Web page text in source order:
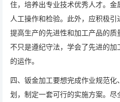
住，培养出专业技术优秀人才。
人工操作和检验。此外，应积极
提高生产的先进性和加工产品的
不只是遵纪守法，学会了先进的
的运作。
四、钣金加工要想完成作业规范
划，制定一套可行的实施方案。